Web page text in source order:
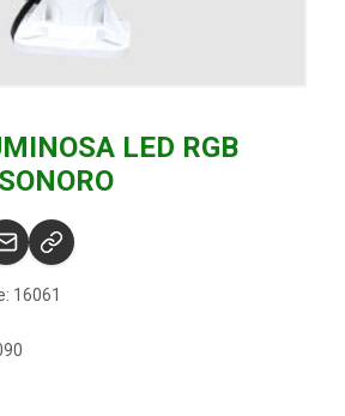
LED RGB
16061